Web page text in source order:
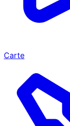
Carte